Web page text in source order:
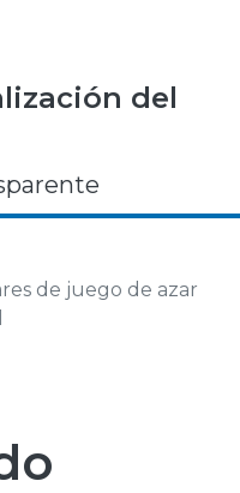
del
de juego de azar